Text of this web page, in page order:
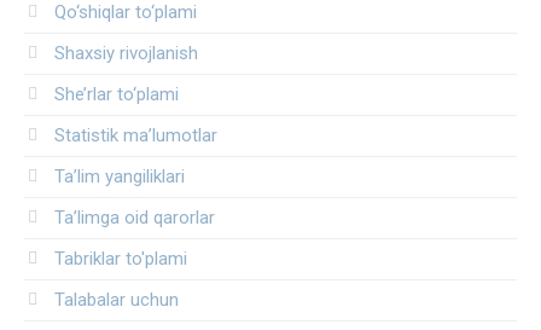
Qo‘shiqlar to‘plami
Shaxsiy rivojlanish
She’rlar to‘plami
Statistik ma’lumotlar
Ta’lim yangiliklari
Ta’limga oid qarorlar
Tabriklar to'plami
Talabalar uchun